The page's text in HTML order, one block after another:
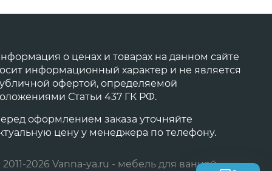
о ценах и товарах на данном сайте
информационный характер и не является
офертой, определяемой
Статьи 437 ГК РФ.
оформлением заказа уточняйте
цену у менеджера по телефону.
2011-2026 Vanna-ya.ru - мебель для ванной